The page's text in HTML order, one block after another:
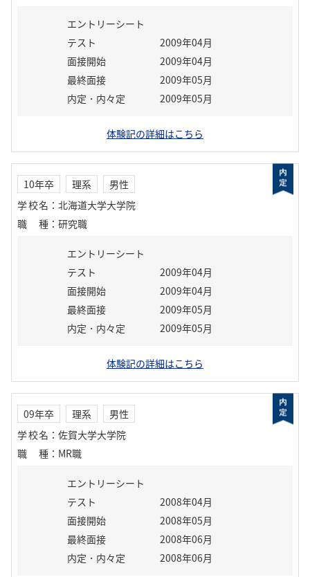
エントリーシート
テスト
2009年04月
面接開始
2009年04月
最終面接
2009年05月
内定・内々定
2009年05月
体験記の詳細はこちら
10年卒 理系
男性
学校名 ： 北海道大学大学院
職種 ： 研究職
エントリーシート
テスト
2009年04月
面接開始
2009年04月
最終面接
2009年05月
内定・内々定
2009年05月
体験記の詳細はこちら
09年卒 理系
男性
学校名 ： 佐賀大学大学院
職種 ： MR職
エントリーシート
テスト
2008年04月
面接開始
2008年05月
最終面接
2008年06月
内定・内々定
2008年06月